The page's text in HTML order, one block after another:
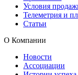
Условия
Телеметрия и
Статьи
О Компании
Новости
Ассоциации